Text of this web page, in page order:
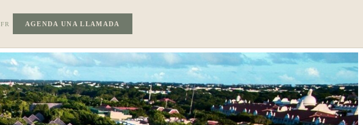
FR AGENDA UNA LLAMADA